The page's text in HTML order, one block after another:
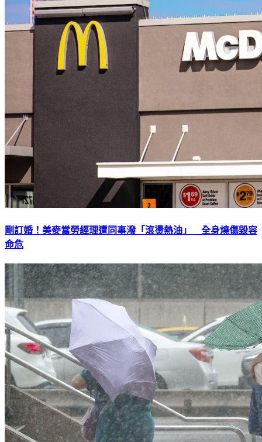
剛訂婚！美麥當勞經理遭同事潑「滾燙熱油」 全身燒傷毀容
命危